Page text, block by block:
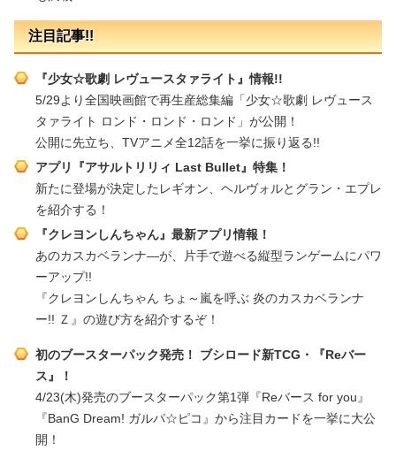
注目記事!!
『少女☆歌劇 レヴュースタァライト』情報!!
5/29より全国映画館で再生産総集編「少女☆歌劇 レヴュース
タァライト ロンド・ロンド・ロンド」が公開！
公開に先立ち、TVアニメ全12話を一挙に振り返る!!
アプリ『アサルトリリィ Last Bullet』特集 ！
新たに登場が決定したレギオン、ヘルヴォルとグラン・エプレ
を紹介する！
『クレヨンしんちゃん』最新アプリ情報！
あのカスカベランナ―が、片手で遊べる縦型ランゲームにパワ
ーアップ!!
『クレヨンしんちゃん ちょ～嵐を呼ぶ 炎のカスカベランナ
ー!! Ｚ』の遊び方を紹介するぞ！
初のブースターパック発売！ ブシロード新TCG・『Reバー
ス』！
4/23(木)発売のブースターパック第1弾『Reバース for you』
『BanG Dream! ガルパ☆ピコ』から注目カードを一挙に大公
開！